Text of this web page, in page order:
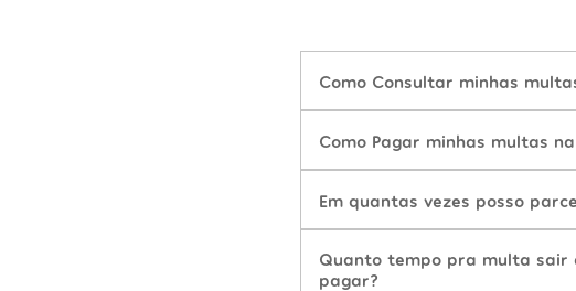
Como Consultar minhas
Como Pagar minhas multas
Em quantas vezes posso
Quanto tempo pra multa sair
pagar?